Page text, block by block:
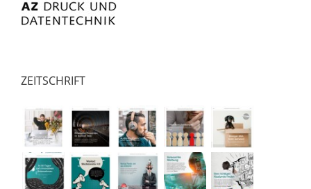
ZEITSCHRIFT